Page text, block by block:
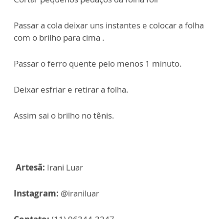
Passar a cola deixar uns instantes e colocar a folha
com o brilho para cima .
Passar o ferro quente pelo menos 1 minuto.
Deixar esfriar e retirar a folha.
Assim sai o brilho no tênis.
Artesã: Irani Luar
Instagram: @iraniluar